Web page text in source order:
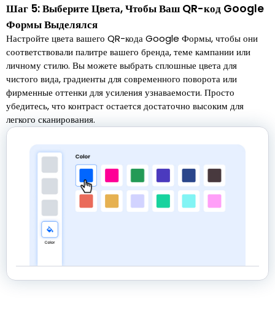
Шаг 5: Выберите Цвета, Чтобы Ваш QR-код Google
Формы Выделялся
Настройте цвета вашего QR-кода Google Формы, чтобы они
соответствовали палитре вашего бренда, теме кампании или
личному стилю. Вы можете выбрать сплошные цвета для
чистого вида, градиенты для современного поворота или
фирменные оттенки для усиления узнаваемости. Просто
убедитесь, что контраст остается достаточно высоким для
легкого сканирования.